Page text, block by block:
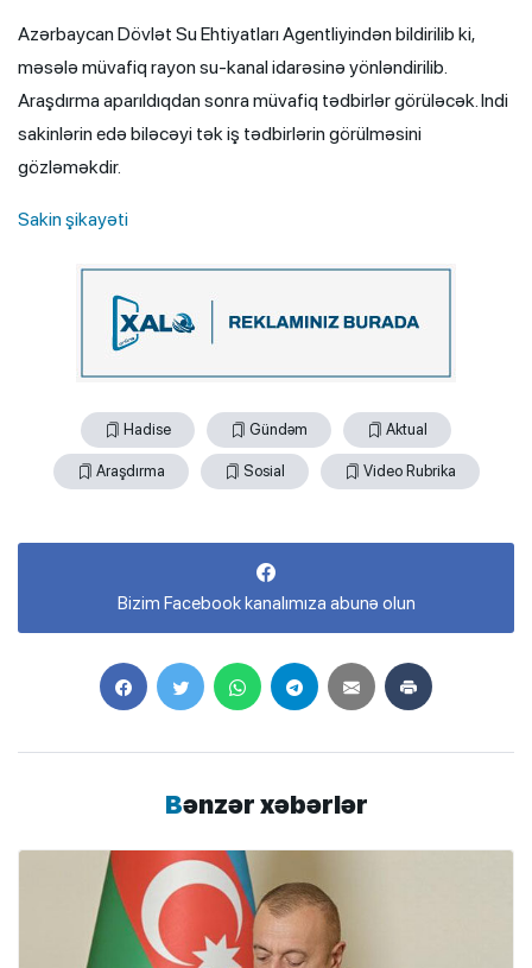
Azərbaycan Dövlət Su Ehtiyatları Agentliyindən bildirilib ki,
məsələ müvafiq rayon su-kanal idarəsinə yönləndirilib.
Araşdırma aparıldıqdan sonra müvafiq tədbirlər görüləcək. Indi
sakinlərin edə biləcəyi tək iş tədbirlərin görülməsini
gözləməkdir.
Sakin şikayəti
Hadise Gündəm Aktual
Araşdırma Sosial Video Rubrika
Bizim Facebook kanalımıza abunə olun
Bənzər xəbərlər